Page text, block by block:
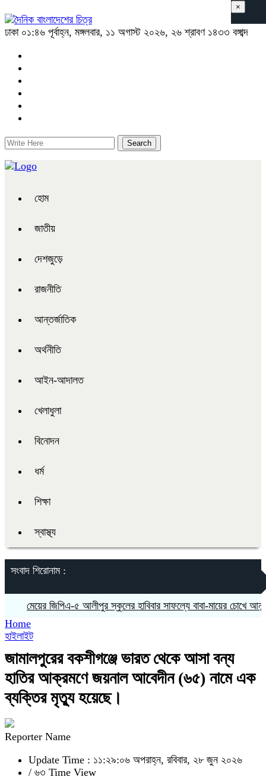
ঢাকা ০১:৪৬ পূর্বাহ্ন, মঙ্গলবার, ১১ অগাস্ট ২০২৬, ২৬ শ্রাবণ ১৪৩৩ বঙ্গাব্দ
হোম
জাতীয়
দেশজুড়ে
রাজনীতি
আন্তর্জাতিক
অর্থনীতি
আইন-আদালত
খেলাধুলা
বিনোদন
ধর্ম
শিক্ষা
স্বাস্থ্য
সংবাদ শিরোনাম :
মেয়ের জিপিএ-৫ আলীপুর স্কুলের হাবিবার সাফল্যে বাবা-মায়ের চোখে আনন্দের
×
Home
হাইলাইট
জামালপুরের বকশীগঞ্জে ভারত থেকে আসা বন্য
হাতির আক্রমণে জয়নাল আবেদীন (৬৫) নামে এক
ব্যক্তির মৃত্যু হয়েছে।
Reporter Name
Update Time : ১১:২৯:০৬ অপরাহ্ন, রবিবার, ২৮ জুন ২০২৬
/ ৬৩ Time View